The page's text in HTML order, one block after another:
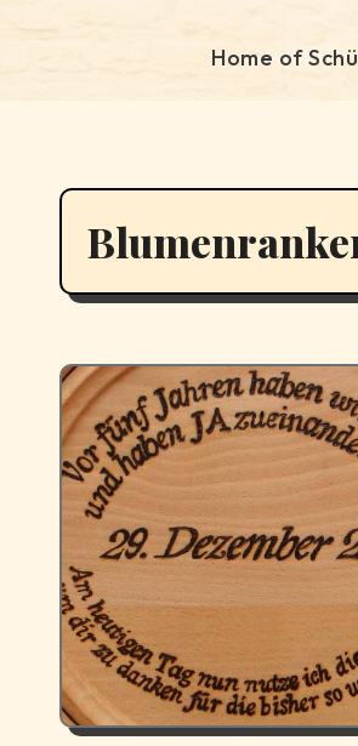
Home of